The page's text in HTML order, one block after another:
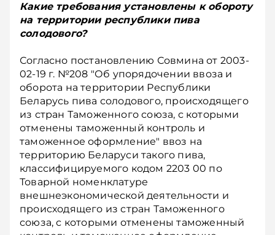
Какие требования установлены к обороту
на территории республики пива
солодового?
Согласно постановлению Совмина от 2003-
02-19 г. №208 "Об упорядочении ввоза и
оборота на территории Республики
Беларусь пива солодового, происходящего
из стран Таможенного союза, с которыми
отменены таможенный контроль и
таможенное оформление" ввоз на
территорию Беларуси такого пива,
классифицируемого кодом 2203 00 по
Товарной номенклатуре
внешнеэкономической деятельности и
происходящего из стран Таможенного
союза, с которыми отменены таможенный